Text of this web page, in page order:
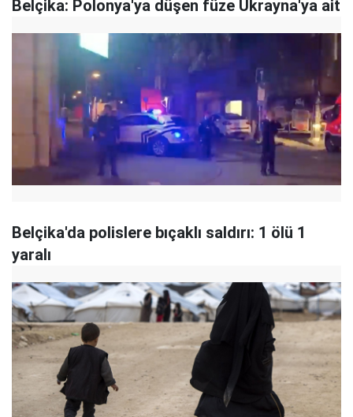
Belçika: Polonya'ya düşen füze Ukrayna'ya ait
Belçika'da polislere bıçaklı saldırı: 1 ölü 1
yaralı